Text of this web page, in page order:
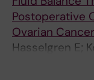
Postoperative
Ovarian Cancer
Hasselgren E;
Zach D;